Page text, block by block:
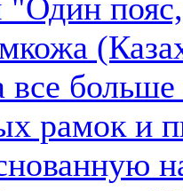
"Один
все
рамок и